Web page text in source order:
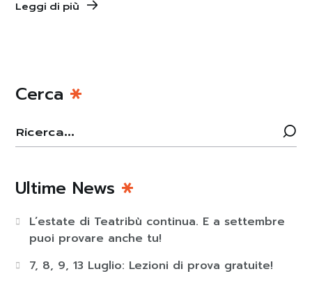
Leggi di più
Cerca
Ultime News
L’estate di Teatribù continua. E a settembre
puoi provare anche tu!
7, 8, 9, 13 Luglio: Lezioni di prova gratuite!